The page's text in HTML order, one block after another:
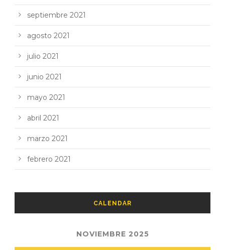
septiembre 2021
agosto 2021
julio 2021
junio 2021
mayo 2021
abril 2021
marzo 2021
febrero 2021
CALENDAR
NOVIEMBRE 2025